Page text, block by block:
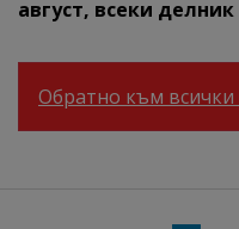
август, всеки делник
Обратно към